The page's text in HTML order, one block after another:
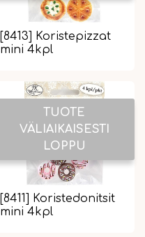
[8413] Koristepizzat
mini 4kpl
TUOTE
VÄLIAIKAISESTI
LOPPU
[8411] Koristedonitsit
mini 4kpl